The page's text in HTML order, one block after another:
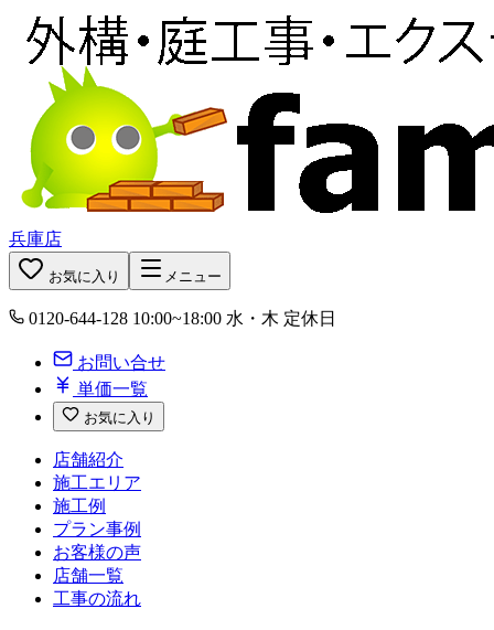
兵庫店
お気に入り メニュー
0120-644-128 10:00~18:00 水・木 定休日
お問い合せ
単価一覧
お気に入り
店舗紹介
施工エリア
施工例
プラン事例
お客様の声
店舗一覧
工事の流れ